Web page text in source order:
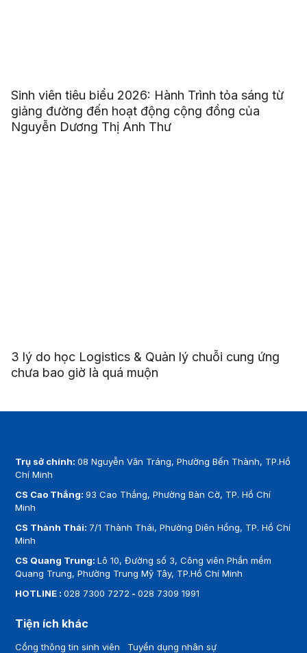
Sinh viên tiêu biểu 2026: Hành Trình tỏa sáng từ
giảng đường đến hoạt động cộng đồng của
Nguyễn Dương Thị Anh Thư
3 lý do học Logistics & Quản lý chuỗi cung ứng
chưa bao giờ là quá muộn
Trụ sở chính:08 Nguyễn Văn Tráng, Phường Bến Thành, TP.Hồ
Chí Minh
CS Cao Thắng:93 Cao Thắng, Phường Bàn Cờ, TP. Hồ Chí
Minh
CS Thành Thái: 7/1 Thành Thái, Phường Diên Hồng, TP. Hồ Chí
Minh
CS Quang Trung:Lô 10, Đường số 3, Công viên Phần mềm
Quang Trung, Phường Trung Mỹ Tây, TP.Hồ Chí Minh
HOTLINE :028 7300 7272 -028 7309 1991
Tiện ích khác
Cổng thông tin sinh viên Tuyển dụng nhân sự